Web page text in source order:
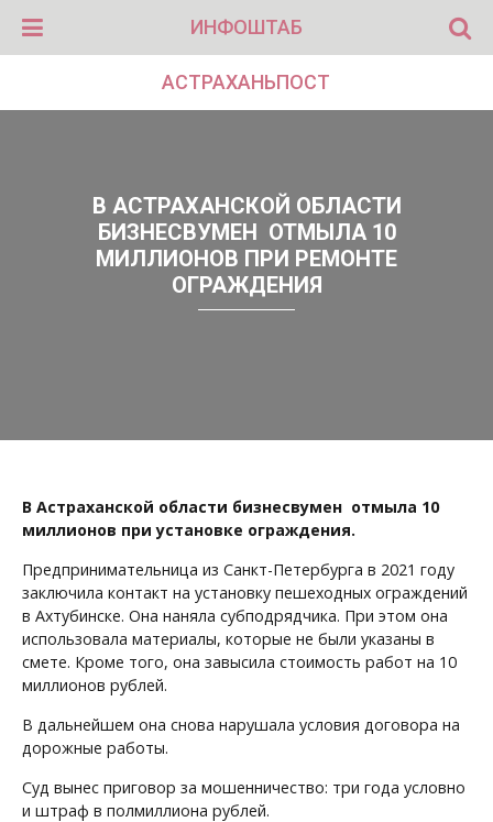
ИНФОШТАБ
АСТРАХАНЬПОСТ
В АСТРАХАНСКОЙ ОБЛАСТИ
БИЗНЕСВУМЕН ОТМЫЛА 10
МИЛЛИОНОВ ПРИ РЕМОНТЕ
ОГРАЖДЕНИЯ
В Астраханской области бизнесвумен отмыла 10
миллионов при установке ограждения.
Предпринимательница из Санкт-Петербурга в 2021 году
заключила контакт на установку пешеходных ограждений
в Ахтубинске. Она наняла субподрядчика. При этом она
использовала материалы, которые не были указаны в
смете. Кроме того, она завысила стоимость работ на 10
миллионов рублей.
В дальнейшем она снова нарушала условия договора на
дорожные работы.
Суд вынес приговор за мошенничество: три года условно
и штраф в полмиллиона рублей.